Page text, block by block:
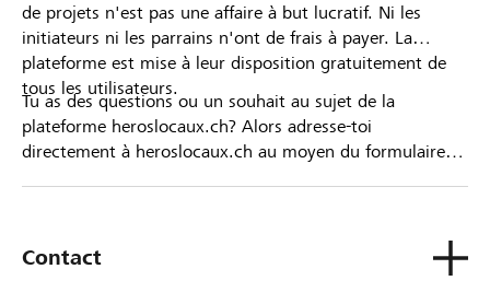
de projets n'est pas une affaire à but lucratif. Ni les
initiateurs ni les parrains n'ont de frais à payer. La
plateforme est mise à leur disposition gratuitement de
tous les utilisateurs.
Tu as des questions ou un souhait au sujet de la
plateforme heroslocaux.ch? Alors adresse-toi
directement à heroslocaux.ch au moyen du formulaire
Contact